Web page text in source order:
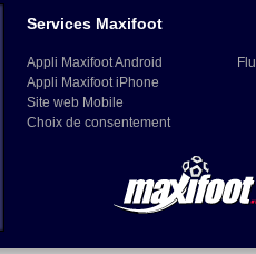
Services Maxifoot
Appli Maxifoot Android
Appli Maxifoot iPhone
Site web Mobile
Choix de consentement